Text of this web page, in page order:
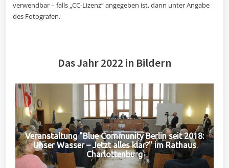
verwendbar – falls „CC-Lizenz“ angegeben ist, dann unter Angabe
des Fotografen.
Das Jahr 2022 in Bildern
Veranstaltung "Blue Community Berlin seit 2018:
Unser Wasser – Jetzt alles klar?" im Rathaus
Charlottenburg